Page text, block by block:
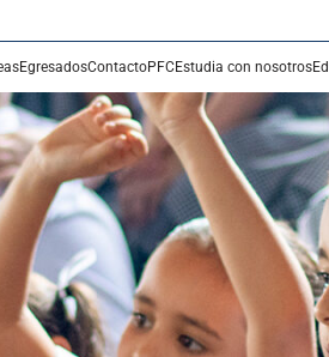
EgresadosContactoPFCEstudia con nosotros